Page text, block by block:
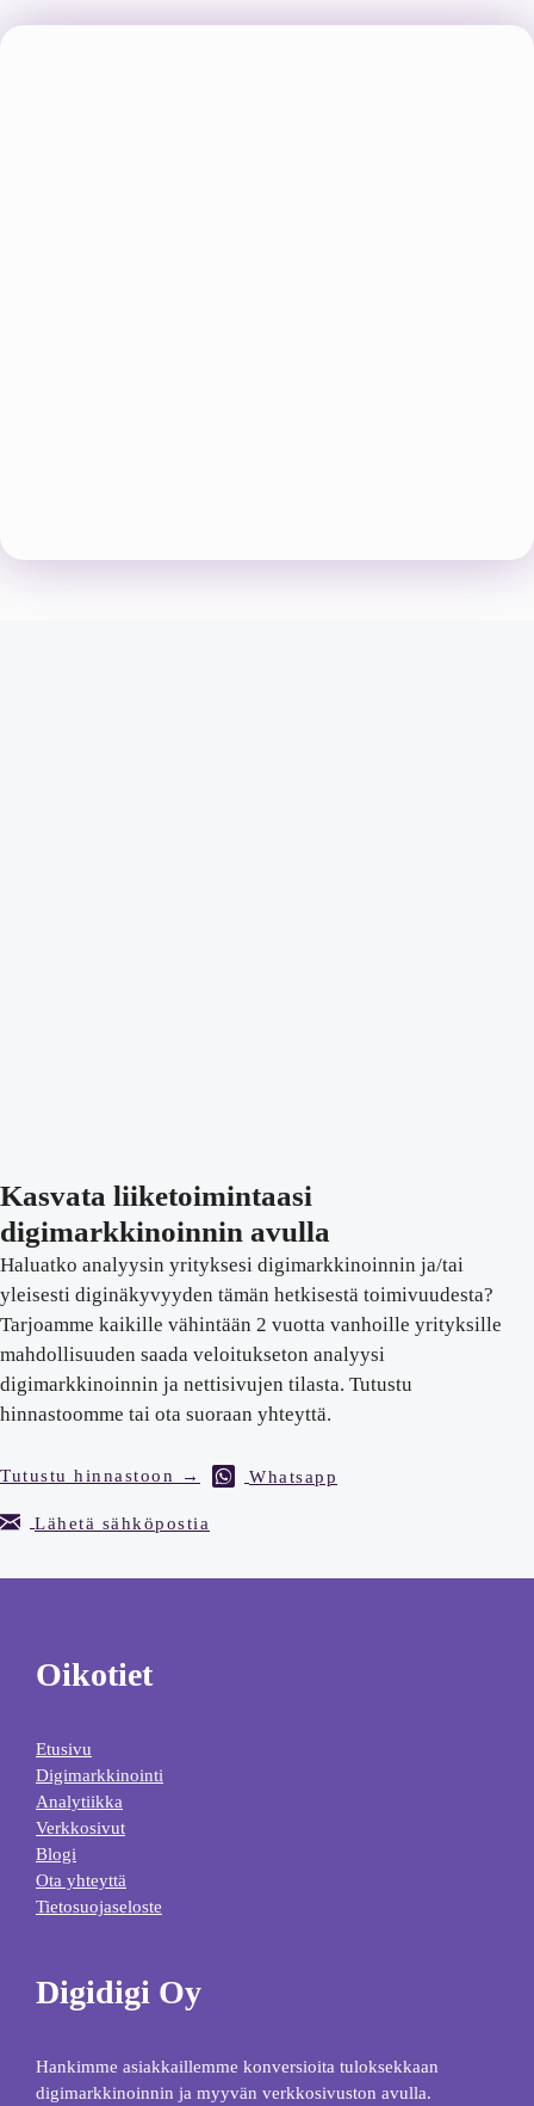
Kasvata liiketoimintaasi
digimarkkinoinnin avulla
Haluatko analyysin yrityksesi digimarkkinoinnin ja/tai
yleisesti diginäkyvyyden tämän hetkisestä toimivuudesta?
Tarjoamme kaikille vähintään 2 vuotta vanhoille yrityksille
mahdollisuuden saada veloitukseton analyysi
digimarkkinoinnin ja nettisivujen tilasta. Tutustu
hinnastoomme tai ota suoraan yhteyttä.
Tutustu hinnastoon → Whatsapp
Lähetä sähköpostia
Oikotiet
Etusivu
Digimarkkinointi
Analytiikka
Verkkosivut
Blogi
Ota yhteyttä
Tietosuojaseloste
Digidigi Oy
Hankimme asiakkaillemme konversioita tuloksekkaan
digimarkkinoinnin ja myyvän verkkosivuston avulla.